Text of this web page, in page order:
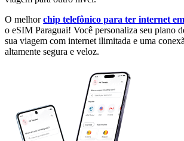
O melhorchip telefônico para ter internet
o eSIM Paraguai! Você personaliza seu plano
sua viagem com internet ilimitada e uma
altamente segura e veloz.